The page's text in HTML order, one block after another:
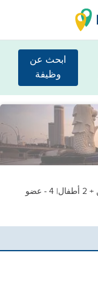
ابحث عن
وظيفة
| 4 - عضو